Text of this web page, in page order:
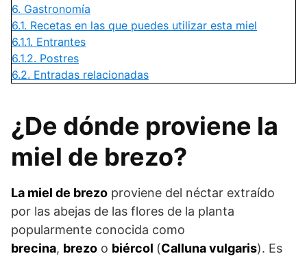
6. Gastronomía
6.1. Recetas en las que puedes utilizar esta miel
6.1.1. Entrantes
6.1.2. Postres
6.2. Entradas relacionadas
¿De dónde proviene la
miel de brezo?
La miel de brezo proviene del néctar extraído
por las abejas de las flores de la planta
popularmente conocida como
brecina, brezo o biércol (Calluna vulgaris). Es